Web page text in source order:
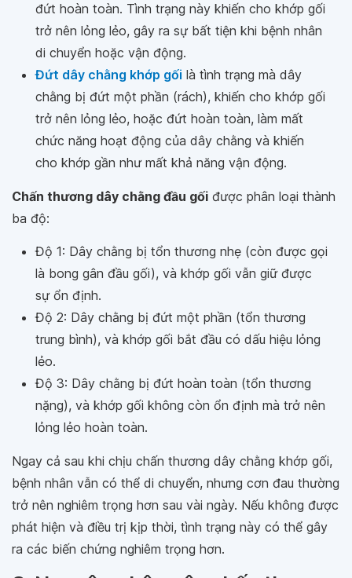
đứt hoàn toàn. Tình trạng này khiến cho khớp gối
trở nên lỏng lẻo, gây ra sự bất tiện khi bệnh nhân
di chuyển hoặc vận động.
Đứt dây chằng khớp gối là tình trạng mà dây
chằng bị đứt một phần (rách), khiến cho khớp gối
trở nên lỏng lẻo, hoặc đứt hoàn toàn, làm mất
chức năng hoạt động của dây chằng và khiến
cho khớp gần như mất khả năng vận động.
Chấn thương dây chằng đầu gối được phân loại thành
ba độ:
Độ 1: Dây chằng bị tổn thương nhẹ (còn được gọi
là bong gân đầu gối), và khớp gối vẫn giữ được
sự ổn định.
Độ 2: Dây chằng bị đứt một phần (tổn thương
trung bình), và khớp gối bắt đầu có dấu hiệu lỏng
lẻo.
Độ 3: Dây chằng bị đứt hoàn toàn (tổn thương
nặng), và khớp gối không còn ổn định mà trở nên
lỏng lẻo hoàn toàn.
Ngay cả sau khi chịu chấn thương dây chằng khớp gối,
bệnh nhân vẫn có thể di chuyển, nhưng cơn đau thường
trở nên nghiêm trọng hơn sau vài ngày. Nếu không được
phát hiện và điều trị kịp thời, tình trạng này có thể gây
ra các biến chứng nghiêm trọng hơn.